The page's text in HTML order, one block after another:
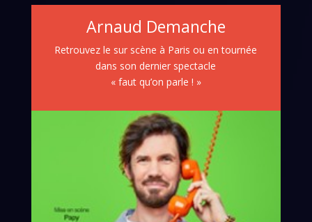
Arnaud Demanche
Retrouvez le sur scène à Paris ou en tournée
dans son dernier spectacle
« faut qu’on parle ! »